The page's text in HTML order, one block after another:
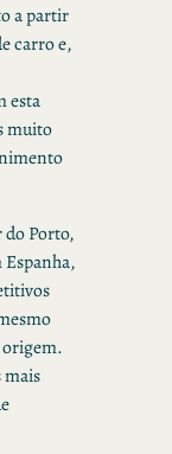
a partir
carro e,
esta
muito
Porto,
origem.